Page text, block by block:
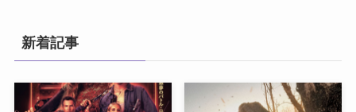
新着記事